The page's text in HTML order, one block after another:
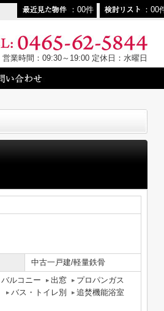
00 00
営業時間：09:30～19:00 定休日：水曜日
中古一戸建/軽量鉄骨
バルコニー 出窓
プロパンガス
バス・トイレ別
追焚機能浴室